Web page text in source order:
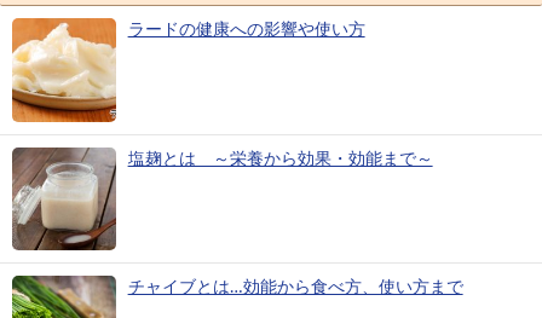
ラードの健康への影響や使い方
塩麹とは ～栄養から効果・効能まで～
チャイブとは…効能から食べ方、使い方まで